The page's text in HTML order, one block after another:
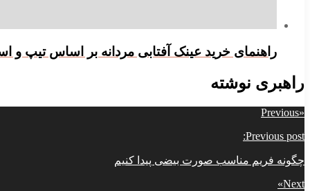
راهنمای خرید عینک آفتابی مردانه بر اساس تیپ و
راهبری نوشته
«
Previous
Previous post:
چگونه فریم مناسب صورت بیضی پیدا کنیم
Next
»